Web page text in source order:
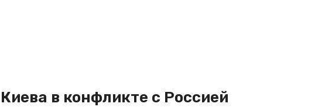
в конфликте с Россией